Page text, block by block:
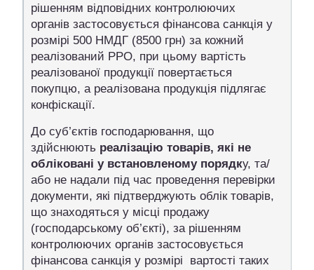
рішенням відповідних контролюючих
органів застосовується фінансова санкція у
розмірі 500 НМДГ (8500 грн) за кожний
реалізований РРО, при цьому вартість
реалізованої продукції повертається
покупцю, а реалізована продукція підлягає
конфіскації.
До суб’єктів господарювання, що
здійснюють реалізацію товарів, які не
обліковані у встановленому порядку, та/
або не надали під час проведення перевірки
документи, які підтверджують облік товарів,
що знаходяться у місці продажу
(господарському об’єкті), за рішенням
контролюючих органів застосовується
фінансова санкція у розмірі вартості таких